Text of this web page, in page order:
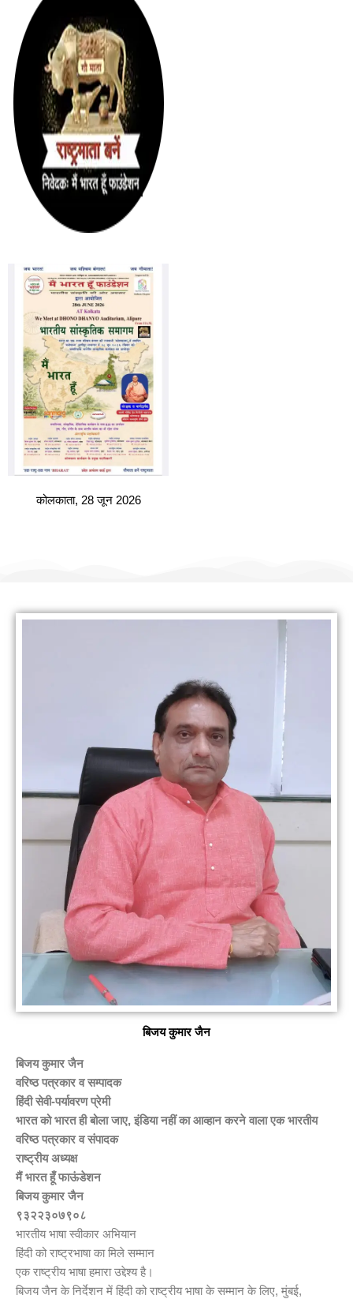
कोलकाता, 28 जून 2026
बिजय कुमार जैन
बिजय कुमार जैन
वरिष्ठ पत्रकार व सम्पादक
हिंदी सेवी-पर्यावरण प्रेमी
भारत को भारत ही बोला जाए, इंडिया नहीं का आव्हान करने वाला एक भारतीय
वरिष्ठ पत्रकार व संपादक
राष्ट्रीय अध्यक्ष
मैं भारत हूँ फाऊंडेशन
बिजय कुमार जैन
९३२२३०७९०८
भारतीय भाषा स्वीकार अभियान
हिंदी को राष्ट्रभाषा का मिले सम्मान
एक राष्ट्रीय भाषा हमारा उद्देश्य है।
बिजय जैन के निर्देशन में हिंदी को राष्ट्रीय भाषा के सम्मान के लिए, मुंबई,